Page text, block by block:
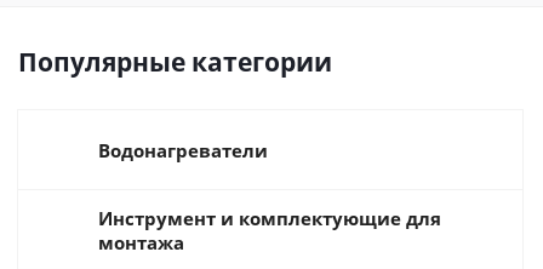
Популярные категории
Водонагреватели
Инструмент и комплектующие для
монтажа